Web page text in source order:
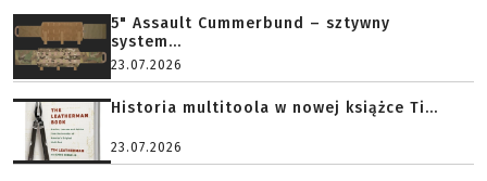
5" Assault Cummerbund – sztywny
system...
23.07.2026
Historia multitoola w nowej książce Ti...
23.07.2026